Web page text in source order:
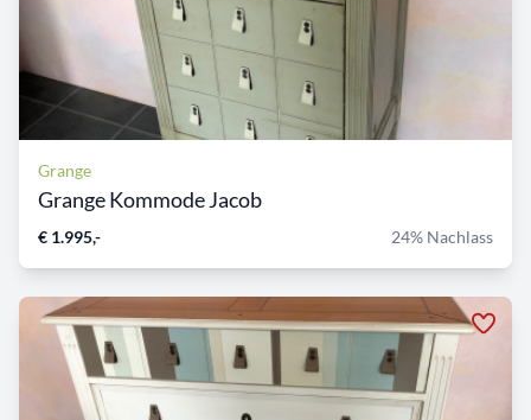
Grange
Grange Kommode Jacob
€ 1.995,- 24% Nachlass